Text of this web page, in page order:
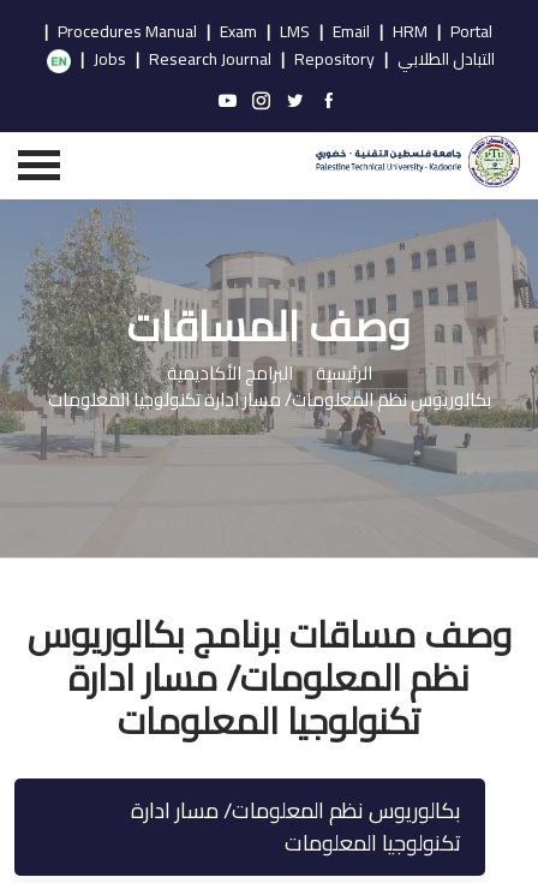
Portal
|
HRM
|
Email
|
LMS
|
Exam
|
Procedures Manual
|
التبادل الطلابي |
Repository
|
Research Journal
|
Jobs
|
وصف المساقات
الرئيسية البرامج الأكاديمية
بكالوريوس نظم المعلومات/ مسار ادارة تكنولوجيا المعلومات
وصف مساقات برنامج بكالوريوس
نظم المعلومات/ مسار ادارة
تكنولوجيا المعلومات
بكالوريوس نظم المعلومات/ مسار ادارة
تكنولوجيا المعلومات